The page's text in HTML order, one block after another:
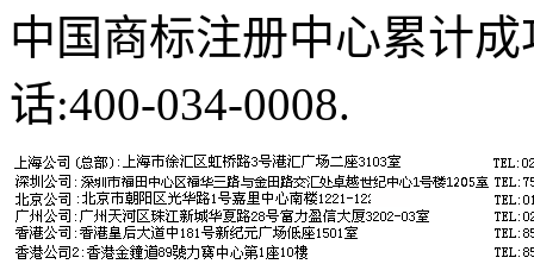
中国商标注册中心累计成
话:400-034-0008.